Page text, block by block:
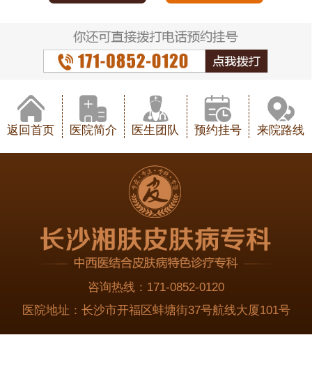
返回首页 医院简介 医生团队 预约挂号 来院路线
咨询热线： 171-0852-0120
医院地址： 长沙市开福区蚌塘街37号航线大厦101号